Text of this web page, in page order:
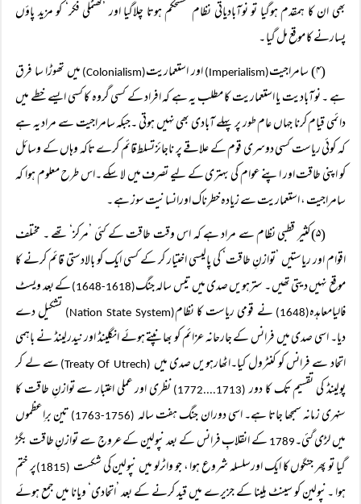
بھی ان کا ہمقدم ہوگیا تو نوآبادیاتی نظام مستحکم ہوتا چلاگیا اور ’کھٹملی فکر‘ کو مزید پاؤں
پسارنے کا موقع مل گیا ۔
(۴) سامراجیت
(Imperialism) اور استعماریت(Colonialism)
میں تھوڑا سا فرق
ہے ۔ نوآبادیت یا استعماریت کا مطلب یہ ہے کہ افراد کے کسی گروہ کا کسی ایسے خطے میں
دائمی قیام کرنا جہاں عام طور پر پہلے آبادی بھی نہیں ہوتی ۔جبکہ سامراجیت سے مراد یہ ہے
کہ کوئی ریاست کسی دوسری قوم کے علاقے پر ناجائزتسلط قائم کرے تاکہ وہاں کے وسائل
کو اپنی طاقت اور اپنے عوام کی بہتری کے لیے تصرف میں لا سکے ۔اس طرح معلوم ہوا کہ
سامراجیت ، استعماریت سے زیادہ خطرناک اورانسانیت سوز ہے ۔
(۵)کثیر قطبی نظام سے مراد ہے کہ اس وقت طاقت کے کئی ’مرکز‘ تھے ۔ مختلف
اقوام اور ریاستیں ’توازنِ طاقت‘ کی پالیسی اختیار کر کے کسی ایک کو بالادستی قائم کرنے کا
موقع نہیں دیتی تھیں ۔ سترہویں صدی میں تیس سالہ جنگ(1618-1648)
کے بعد ویسٹ
فالیامعاہدہ(1648) نے قومی ریاست کا نظام(Nation State System)
تشکیل دے
دیا۔ اسی صدی میں فرانس کے جارحانہ عزائم کو بھانپتے ہوئے انگلینڈ اور نیدرلینڈ نے باہمی
اتحاد سے فرانس کو کنٹرول کیا۔اٹھارہویں صدی میں (Treaty Of Utrech)
سے لے کر
پولینڈ کی تقسیم تک کا دور(1713....1772)
نظری اور عملی اعتبار سے توازنِ طاقت کا
سنہری زمانہ سمجھا جاتا ہے۔ اسی دوران جنگ ہفت سالہ (1756-1763)
تین برِاعظموں
میں لڑی گئی۔1789 کے انقلابِ فرانس کے بعد نپولین کے عروج سے توازنِ طاقت بگڑ
گیا تو پھر جنگوں کا ایک اورسلسلہ شروع ہوا ، جو واٹرلو میں نپولین کی شکست (1815)
پر ختم
ہوا ۔نپولین کو سینٹ ہلینا کے جزیرے میں قید کرنے کے بعد ’اتحادی‘ ویانا میں جمع ہوئے